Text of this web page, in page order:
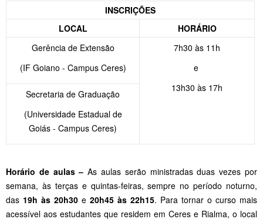
INSCRIÇÕES
LOCAL
HORÁRIO
Gerência de Extensão
(IF Goiano - Campus Ceres)
7h30 às 11h
e
13h30 às 17h
Secretaria de Graduação
(Universidade Estadual de
Goiás - Campus Ceres)
Horário de aulas – As aulas serão ministradas duas vezes por
semana, às terças e quintas-feiras, sempre no período noturno,
das 19h às 20h30 e 20h45 às 22h15. Para tornar o curso mais
acessível aos estudantes que residem em Ceres e Rialma, o local